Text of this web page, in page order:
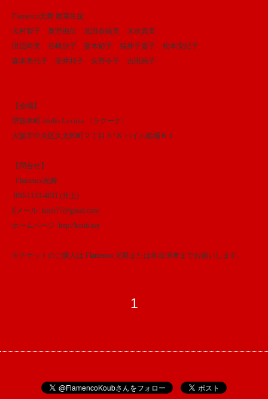
Flamenco光舞 教室生徒
犬村智子 奥野由佳 北田奈緒美 末次真美
田辺尚美 谷崎欣子 妻木郁子 福井千嘉子 松本安紀子
森本美代子 安井邦子 矢野令子 吉田純子
【会場】
堺筋本町 studio La cuna 〈ラクーナ〉
大阪市中央区久太郎町２丁目３?８ ハイム船場Ｂ１
【問合せ】
Flamenco光舞
090-1133-4831 (井上)
Eメール koub77@gmail.com
ホームページ http://koub.net
※チケットのご購入は Flamenco 光舞または各出演者までお願いします。
1